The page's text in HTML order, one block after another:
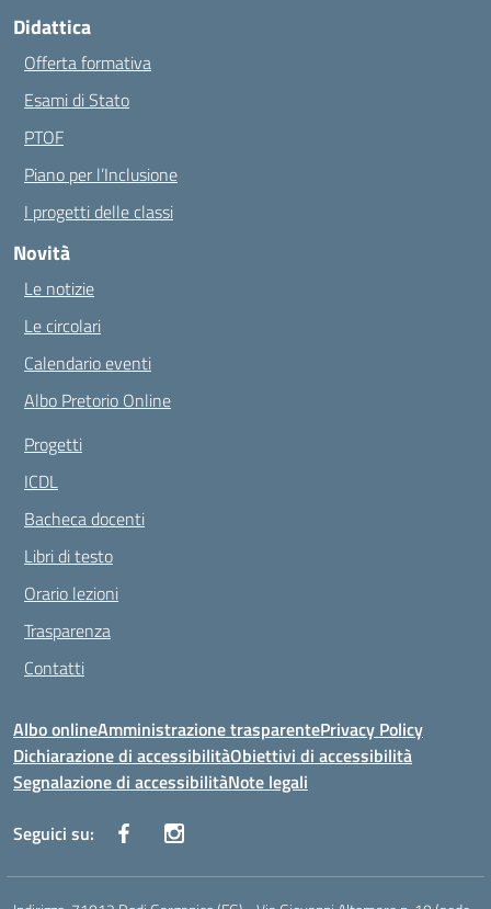
Didattica
Offerta formativa
Esami di Stato
PTOF
Piano per l’Inclusione
I progetti delle classi
Novità
Le notizie
Le circolari
Calendario eventi
Albo Pretorio Online
Progetti
ICDL
Bacheca docenti
Libri di testo
Orario lezioni
Trasparenza
Contatti
Albo onlineAmministrazione trasparentePrivacy Policy
Dichiarazione di accessibilitàObiettivi di accessibilità
Segnalazione di accessibilitàNote legali
Seguici su: